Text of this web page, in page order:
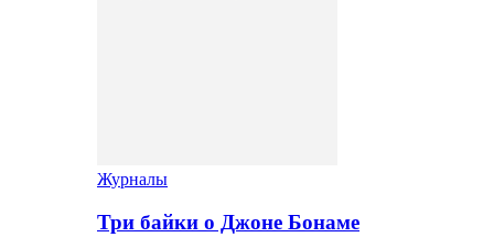
Журналы
Три байки о Джоне Бонаме